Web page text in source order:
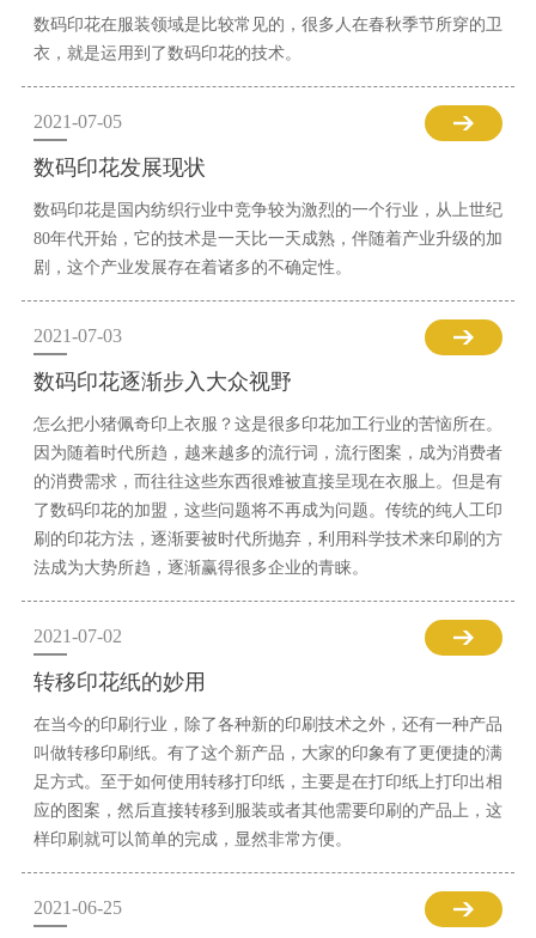
数码印花在服装领域是比较常见的，很多人在春秋季节所穿的卫
衣，就是运用到了数码印花的技术。
2021-07-05
数码印花发展现状
数码印花是国内纺织行业中竞争较为激烈的一个行业，从上世纪
80年代开始，它的技术是一天比一天成熟，伴随着产业升级的加
剧，这个产业发展存在着诸多的不确定性。
2021-07-03
数码印花逐渐步入大众视野
怎么把小猪佩奇印上衣服？这是很多印花加工行业的苦恼所在。
因为随着时代所趋，越来越多的流行词，流行图案，成为消费者
的消费需求，而往往这些东西很难被直接呈现在衣服上。但是有
了数码印花的加盟，这些问题将不再成为问题。传统的纯人工印
刷的印花方法，逐渐要被时代所抛弃，利用科学技术来印刷的方
法成为大势所趋，逐渐赢得很多企业的青睐。
2021-07-02
转移印花纸的妙用
在当今的印刷行业，除了各种新的印刷技术之外，还有一种产品
叫做转移印刷纸。有了这个新产品，大家的印象有了更便捷的满
足方式。至于如何使用转移打印纸，主要是在打印纸上打印出相
应的图案，然后直接转移到服装或者其他需要印刷的产品上，这
样印刷就可以简单的完成，显然非常方便。
2021-06-25